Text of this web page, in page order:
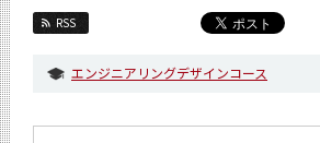
RSS
エンジニアリングデザインコース